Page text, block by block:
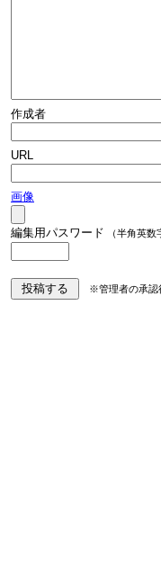
作成者
URL
画像
編集用パスワード （半角英数
※管理者の承認